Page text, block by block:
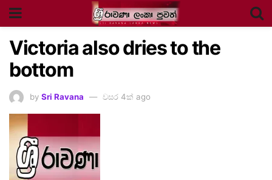
Victoria also dries to the
bottom
by Sri Ravana වසර 4ක් ago